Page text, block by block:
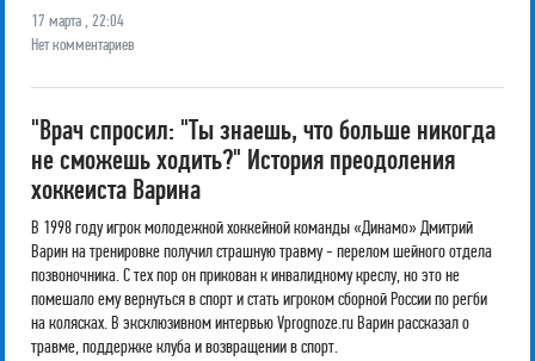
17 марта , 22:04
Нет комментариев
"Врач спросил: "Ты знаешь, что больше никогда
не сможешь ходить?" История преодоления
хоккеиста Варина
В 1998 году игрок молодежной хоккейной команды «Динамо» Дмитрий
Варин на тренировке получил страшную травму - перелом шейного отдела
позвоночника. С тех пор он прикован к инвалидному креслу, но это не
помешало ему вернуться в спорт и стать игроком сборной России по регби
на колясках. В эксклюзивном интервью Vprognoze.ru Варин рассказал о
травме, поддержке клуба и возвращении в спорт.